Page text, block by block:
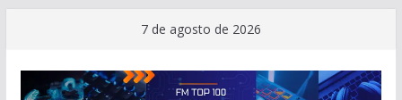
contenido
7 de agosto de 2026